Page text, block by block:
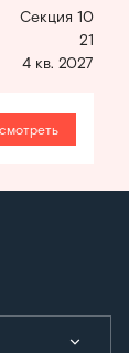
Секция 10
21
4 кв. 2027